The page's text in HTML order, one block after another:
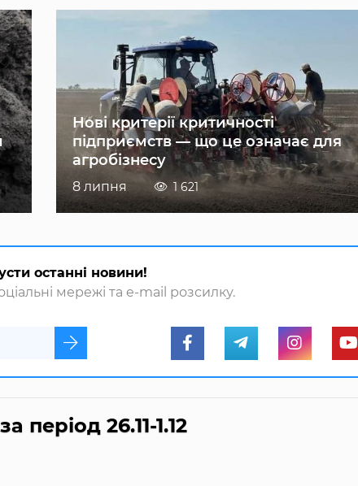
Нові критерії критичності
підприємств — що це означає для
агробізнесу
8 липня 1 621
останні новини!
мережі та e-mail розсилку.
період 26.11-1.12